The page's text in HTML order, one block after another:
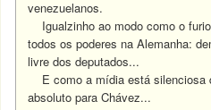
venezuelanos.
Igualzinho ao modo como o
todos os poderes na Alemanha:
livre dos deputados...
E como a mídia está silenciosa
absoluto para Chávez...